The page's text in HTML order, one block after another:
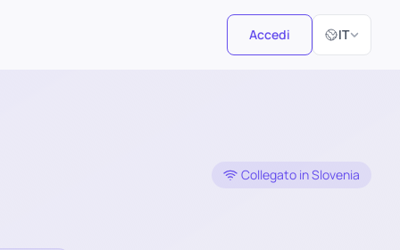
Accedi IT
Seleziona la
Collegato in Slovenia